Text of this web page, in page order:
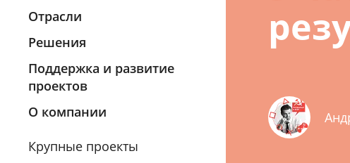
Отрасли
Решения
Поддержка и развитие
проектов
О компании
Крупные проекты